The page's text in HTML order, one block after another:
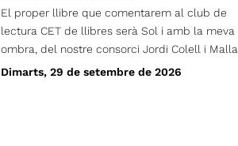
El proper llibre que comentarem al club de
lectura CET de llibres serà Sol i amb la meva
ombra, del nostre consorci Jordi Colell i Malla.
Podeu passar a buscar el llibre en préstec a la
Dimarts, 29 de setembre de 2026